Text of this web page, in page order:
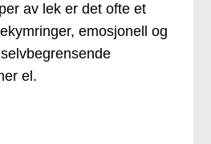
av lek er det ofte et
emosjonell og
el.